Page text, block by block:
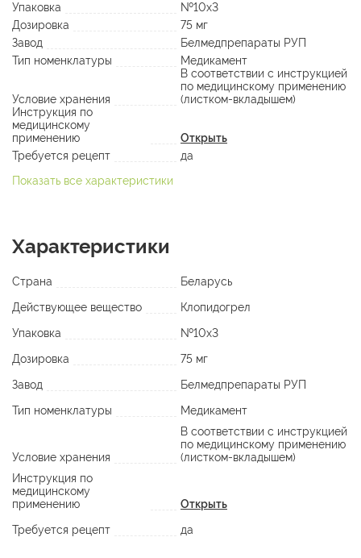
Упаковка
№10х3
Дозировка
75 мг
Завод
Белмедпрепараты РУП
Тип номенклатуры
Медикамент
Условие хранения
В соответствии с инструкцией
по медицинскому применению
(листком-вкладышем)
Инструкция по
медицинскому
применению
Открыть
Требуется рецепт
да
Показать все характеристики
Характеристики
Страна
Беларусь
Действующее вещество
Клопидогрел
Упаковка
№10х3
Дозировка
75 мг
Завод
Белмедпрепараты РУП
Тип номенклатуры
Медикамент
Условие хранения
В соответствии с инструкцией
по медицинскому применению
(листком-вкладышем)
Инструкция по
медицинскому
применению
Открыть
Требуется рецепт
да